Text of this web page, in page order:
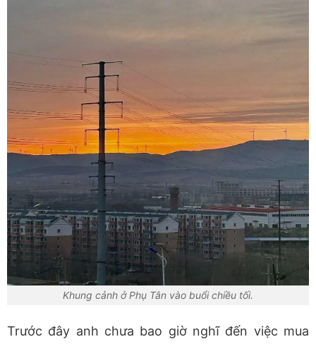
Khung cảnh ở Phụ Tân vào buổi chiều tối.
Trước đây anh chưa bao giờ nghĩ đến việc mua